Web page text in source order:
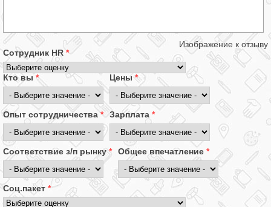
Изображение к отзыву
Сотрудник HR*
Кто вы * Цены*
Опыт сотрудничества* Зарплата *
Соответствие з/п рынку* Общее впечатление *
Соц.пакет *